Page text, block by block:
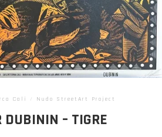
Cali Nudo StreetArt Project
DUBININ – TIGRE